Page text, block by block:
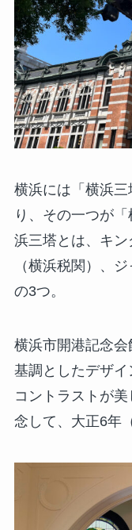
横浜には「横浜
り、その一つが
浜三塔とは、キ
（横浜税関）、
の3つ。
横浜市開港記念
基調としたデザ
コントラストが
念して、大正6年